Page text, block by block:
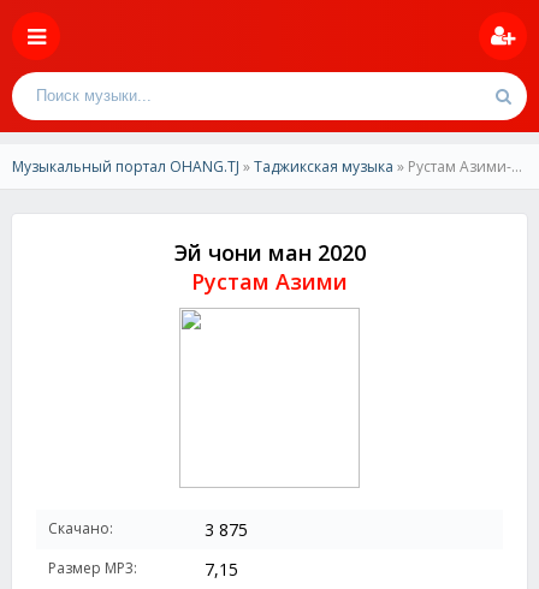
Музыкальный портал OHANG.TJ »Таджикская музыка » Рустам Азими-Эё чони ман 2020
Эй чони ман 2020
Рустам Азими
Скачано: 3 875
Размер MP3: 7,15